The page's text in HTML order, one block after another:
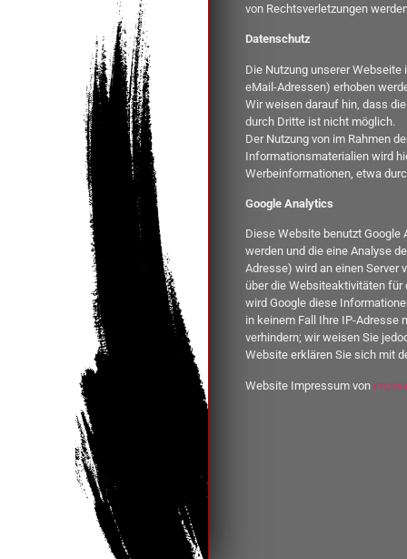
von Rechtsverletzungen
Datenschutz
Die Nutzung unserer
eMail-Adressen) erhoben
Wir weisen darauf hin, dass
durch Dritte ist nicht möglich.
Der Nutzung von im Rahmen
Informationsmaterialien wird
Werbeinformationen, etwa
Google Analytics
Diese Website benutzt Google
werden und die eine Analyse
Adresse) wird an einen Server
über die Websiteaktivitäten für
wird Google diese
in keinem Fall Ihre IP-Adresse
verhindern; wir weisen Sie
Website erklären Sie sich mit
Website Impressum von